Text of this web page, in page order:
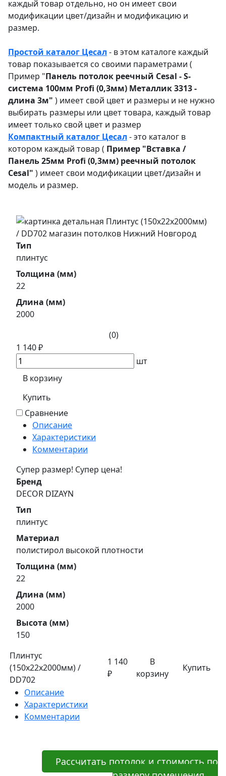
каждый товар отдельно, но он имеет свои
модификации цвет/дизайн и модификацию и
размер.
Простой каталог Цесал - в этом каталоге каждый
товар показывается со своими параметрами (
Пример "Панель потолок реечный Cesal - S-
система 100мм Profi (0,3мм) Металлик 3313 -
длина 3м" ) имеет свой цвет и размеры и не нужно
выбирать размеры или цвет товара, каждый товар
имеет только свой цвет и размер
Компактный каталог Цесал - это каталог в
котором каждый товар ( Пример "Вставка /
Панель 25мм Profi (0,3мм) реечный потолок
Cesal" ) имеет свои модификации цвет/дизайн и
модель и размер.
Тип
плинтус
Толщина (мм)
22
Длина (мм)
2000
(0)
1 140 ₽
шт
В корзину
Купить
Сравнение
Описание
Характеристики
Комментарии
Супер размер! Супер цена!
Бренд
DECOR DIZAYN
Тип
плинтус
Материал
полистирол высокой плотности
Толщина (мм)
22
Длина (мм)
2000
Высота (мм)
150
Плинтус
(150х22х2000мм) /
DD702
1 140
₽
В
корзину
Купить
Описание
Характеристики
Комментарии
Рассчитать потолок и стоимость по